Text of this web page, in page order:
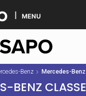
MENU
Benz Mercedes-
BENZ